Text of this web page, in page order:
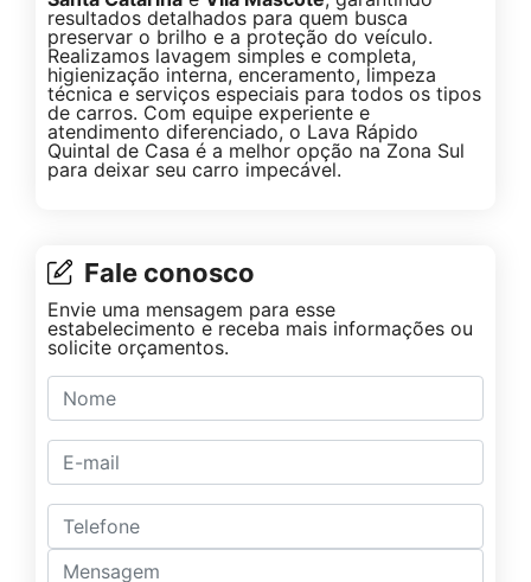
resultados detalhados para quem busca
preservar o brilho e a proteção do veículo.
Realizamos lavagem simples e completa,
higienização interna, enceramento, limpeza
técnica e serviços especiais para todos os tipos
de carros. Com equipe experiente e
atendimento diferenciado, o Lava Rápido
Quintal de Casa é a melhor opção na Zona Sul
para deixar seu carro impecável.
Fale conosco
Envie uma mensagem para esse
estabelecimento e receba mais informações ou
solicite orçamentos.